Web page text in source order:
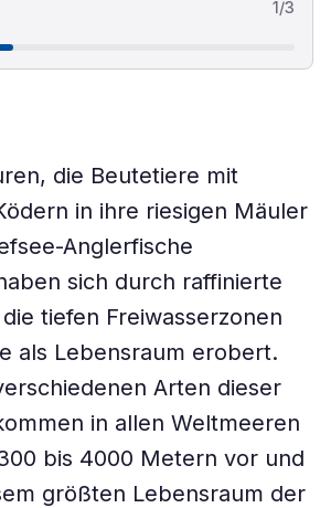
1/3
die Beutetiere mit
in ihre riesigen Mäuler
Anglerfische
sich durch raffinierte
tiefen Freiwasserzonen
als Lebensraum erobert.
Arten dieser
in allen Weltmeeren
bis 4000 Metern vor und
größten Lebensraum der